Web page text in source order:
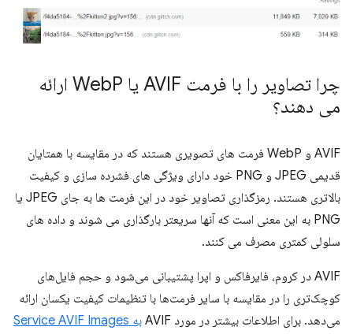
چرا تصاویر را با فرمت AVIF یا Web
P ارائه
می دهند؟
AVIF و WebP فرمت های تصویری هستند که در مقایسه با همتایان
قدیمی JPEG و PNG خود دارای ویژگی های فشرده سازی و کیفیت
بالاتری هستند. رمزگذاری تصاویر خود در این فرمت ها به جای JPEG یا
PNG به این معنی است که آنها سریعتر بارگذاری می شوند و داده های
سلولی کمتری مصرف می کنند.
AVIF در کروم، فایرفاکس و اپرا پشتیبانی می‌شود و حجم فایل‌های
کوچک‌تری را در مقایسه با سایر فرمت‌ها با تنظیمات کیفیت یکسان ارائه
می‌دهد. برای اطلاعات بیشتر در مورد AVIF
به Service AVIF Images